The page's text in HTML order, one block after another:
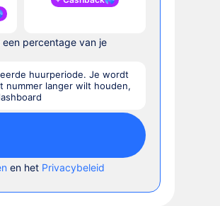
percentage van je
huurperiode. Je wordt
nummer langer wilt houden,
en het Privacybeleid